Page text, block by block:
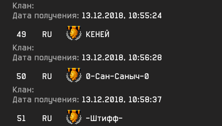
Клан:
Дата получения: 13.12.2018, 10:55:24
49
RU
КЕНЕЙ
Клан:
Дата получения: 13.12.2018, 10:56:28
50
RU
0-Сан-Саныч-0
Клан:
Дата получения: 13.12.2018, 10:58:37
51
RU
-Штифф-